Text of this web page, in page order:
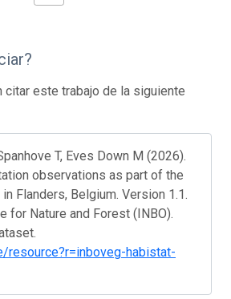
citar este trabajo de la siguiente
T, Eves Down M (2026).
observations as part of the
Flanders, Belgium. Version 1.1.
for Nature and Forest (INBO).
resource?r=inboveg-habistat-